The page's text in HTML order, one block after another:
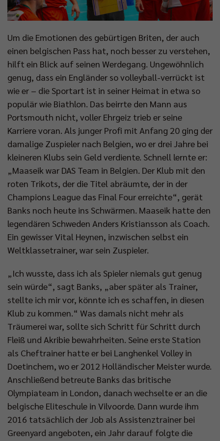
Um die Emotionen des gebürtigen Briten, der auch
einen belgischen Pass hat, noch besser zu verstehen,
hilft ein Blick auf seinen Werdegang. Ungewöhnlich
genug, dass ein Engländer so volleyball-verrückt ist
wie er – die Sportart ist in seiner Heimat in etwa so
populär wie Biathlon. Das beirrte den Mann aus
Portsmouth nicht, voller Ehrgeiz trieb er seine
Karriere voran. Als junger Profi mit Anfang 20 ging der
damalige Zuspieler nach Belgien, wo er drei Jahre bei
kleineren Klubs sein Geld verdiente. Schnell lernte er:
„Maaseik war DAS Team in Belgien. Der Klub mit den
roten Trikots, der die Titel abräumte, der in der
Champions League das Final Four erreichte“, gerät
Banks noch heute ins Schwärmen. Maaseik hatte den
legendären Schweden Anders Kristiansson als Coach.
Ein gewisser Vital Heynen, inzwischen selbst ein
Weltklassetrainer, war sein Zuspieler.
„Ich wusste, dass ich als Spieler niemals gut genug
sein würde“, sagt Banks, „aber später als Trainer,
stellte ich mir vor, könnte ich es schaffen, in diesen
Klub zu kommen.“ Was damals nicht mehr als
Träumerei war, sollte sich Schritt für Schritt durch
Fleiß und Akribie bewahrheiten. Seine erste Station
als Cheftrainer hatte er bei Langhenkel Volley in
Doetinchem, wo er 2012 Holländischer Meister wurde.
Anschließend betreute Banks das britische
Olympiateam in London, danach wechselte er an die
belgische Eliteschule in Vilvoorde. Dann wurde ihm
2016 tatsächlich der Job als Assistenztrainer bei
Greenyard angeboten, ein Jahr darauf folgte die